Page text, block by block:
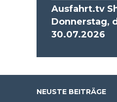
Ausfahrt.tv
Donnerstag,
30.07.2026
NEUSTE BEITRÄGE